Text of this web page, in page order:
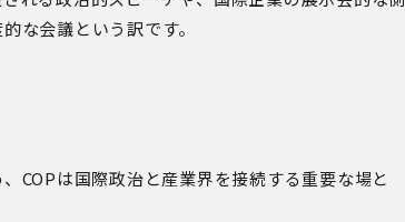
な会議という訳です。
COPは国際政治と産業界を接続する重要な場と